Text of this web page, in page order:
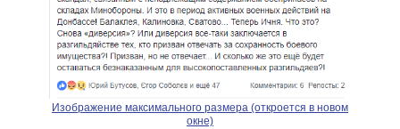
Изображение максимального размера (откроется в новом
окне)